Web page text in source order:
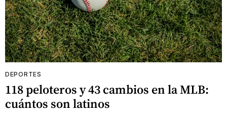
DEPORTES
118 peloteros y 43 cambios en la MLB:
cuántos son latinos